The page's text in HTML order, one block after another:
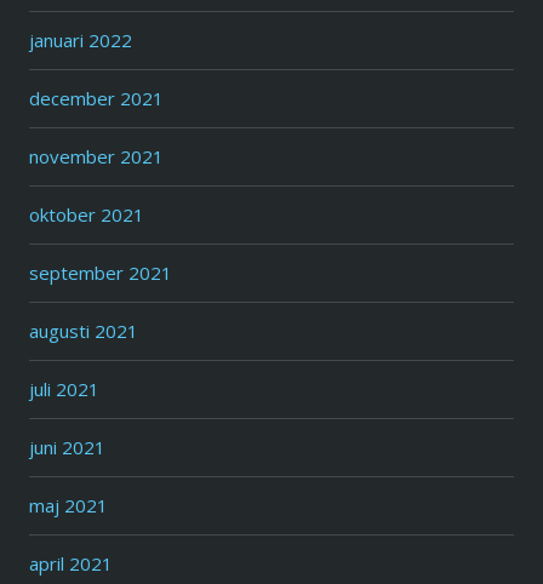
januari 2022
december 2021
november 2021
oktober 2021
september 2021
augusti 2021
juli 2021
juni 2021
maj 2021
april 2021